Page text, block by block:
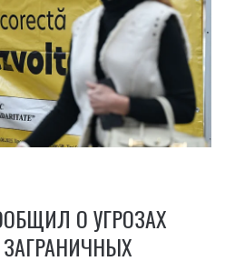
О УГРОЗАХ